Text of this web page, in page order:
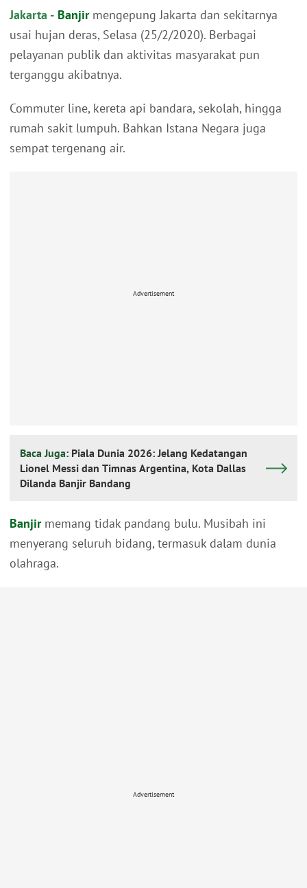
Jakarta - Banjirmengepung Jakarta dan sekitarnya
usai hujan deras, Selasa (25/2/2020). Berbagai
pelayanan publik dan aktivitas masyarakat pun
terganggu akibatnya.
Commuter line, kereta api bandara, sekolah, hingga
rumah sakit lumpuh. Bahkan Istana Negara juga
sempat tergenang air.
Advertisement
Baca Juga: Piala Dunia 2026: Jelang Kedatangan
Lionel Messi dan Timnas Argentina, Kota Dallas
Dilanda Banjir Bandang
Banjirmemang tidak pandang bulu. Musibah ini
menyerang seluruh bidang, termasuk dalam dunia
olahraga.
Advertisement